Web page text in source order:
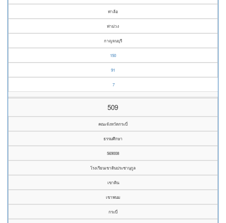
ท่าล้อ
ท่าม่วง
กาญจนบุรี
150
91
7
509
คณะจังหวัดกระบี่
ธรรมศึกษา
569008
โรงเรียนเขาดินประชานุกูล
เขาดิน
เขาพนม
กระบี่